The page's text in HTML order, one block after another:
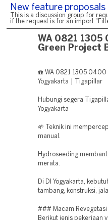
New feature proposals
This is a discussion group for
if the request is for an import
WA 0821
Green Project
☎️ WA 0821 1305 0400
Yogyakarta | Tigapillar
Hubungi segera
Yogyakarta
🌱 Teknik ini
manual.
Hydroseeding
merata.
Di DI Yogyakarta,
tambang, konstruksi,
### Macam Revegetasi
Berikut jenis pekerjaan